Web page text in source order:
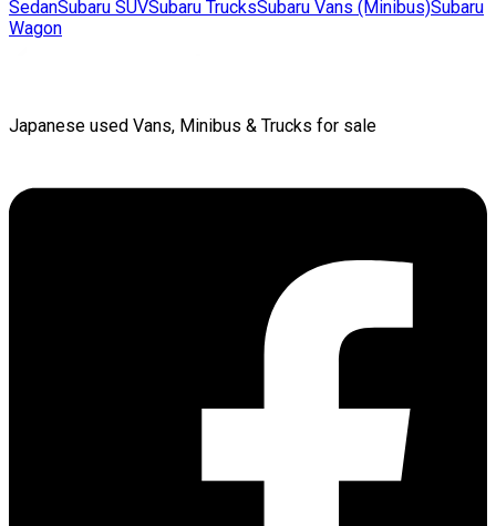
SedanSubaru SUVSubaru TrucksSubaru Vans (Minibus)Subaru
Wagon
Japanese used Vans, Minibus & Trucks for sale